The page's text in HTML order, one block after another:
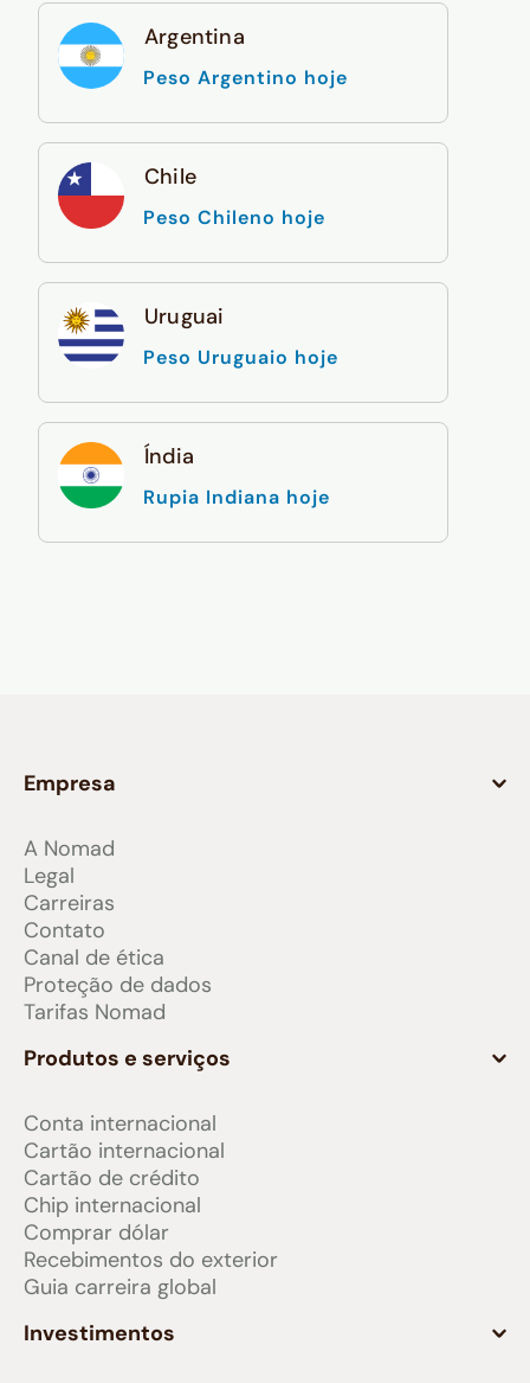
Argentina
Peso Argentino hoje
Chile
Peso Chileno hoje
Uruguai
Peso Uruguaio hoje
Índia
Rupia Indiana hoje
Empresa
A Nomad
Legal
Carreiras
Contato
Canal de ética
Proteção de dados
Tarifas Nomad
Produtos e serviços
Conta internacional
Cartão internacional
Cartão de crédito
Chip internacional
Comprar dólar
Recebimentos do exterior
Guia carreira global
Investimentos